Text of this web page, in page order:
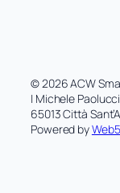
© 2026 ACW
| Michele
65013 Città
Powered by